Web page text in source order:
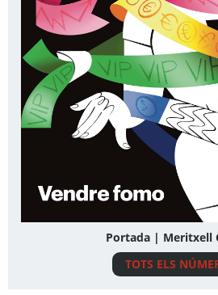
Portada | Meritxell
TOTS ELS